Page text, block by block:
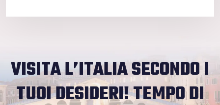
VISITA L’ITALIA SECONDO I
TUOI DESIDERI!TEMPO DI